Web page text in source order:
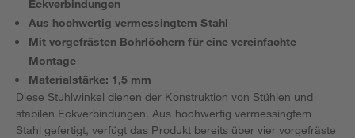
Eckverbindungen
Aus hochwertig vermessingtem Stahl
Mit vorgefrästen Bohrlöchern für eine vereinfachte
Montage
Materialstärke: 1,5 mm
Diese Stuhlwinkel dienen der Konstruktion von Stühlen und
stabilen Eckverbindungen. Aus hochwertig vermessingtem
Stahl gefertigt, verfügt das Produkt bereits über vier vorgefräste